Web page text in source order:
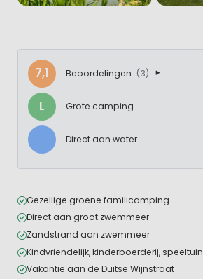
7,1 Beoordelingen (3)
L Grote camping
Direct aan water
Gezellige groene familicamping
Direct aan groot zwemmeer
Zandstrand aan zwemmeer
Kindvriendelijk, kinderboerderij, speeltuin
Vakantie aan de Duitse Wijnstraat